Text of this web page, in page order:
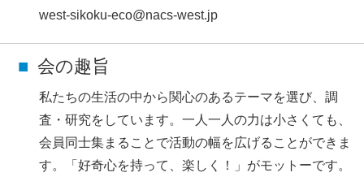
west-sikoku-eco@nacs-west.jp
会の趣旨
私たちの生活の中から関心のあるテーマを選び、調
査・研究をしています。一人一人の力は小さくても、
会員同士集まることで活動の幅を広げることができま
す。「好奇心を持って、楽しく！」がモットーです。